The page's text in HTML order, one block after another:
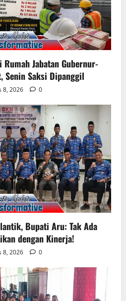
Jabatan Gubernur-
Senin Saksi Dipanggil
8, 2026 0
Bupati Aru: Tak Ada
dengan Kinerja!
8, 2026 0